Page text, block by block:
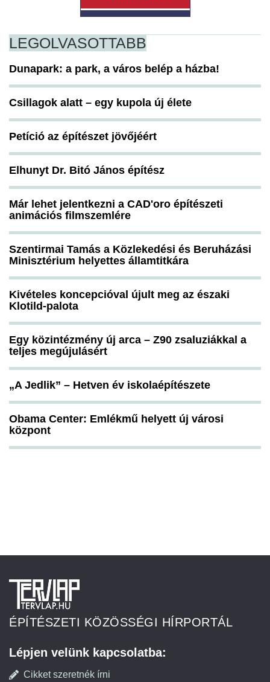
LEGOLVASOTTABB
Dunapark: a park, a város belép a házba!
Csillagok alatt – egy kupola új élete
Petíció az építészet jövőjéért
Elhunyt Dr. Bitó János építész
Már lehet jelentkezni a CAD'oro építészeti
animációs filmszemlére
Szentirmai Tamás a Közlekedési és Beruházási
Minisztérium helyettes államtitkára
Kivételes koncepcióval újult meg az északi
Klotild-palota
Egy közintézmény új arca – Z90 zsaluziákkal a
teljes megújulásért
„A Jedlik” – Hetven év iskolaépítészete
Obama Center: Emlékmű helyett új városi
központ
ÉPÍTÉSZETI KÖZÖSSÉGI HÍRPORTÁL
Lépjen velünk kapcsolatba:
Cikket szeretnék írni